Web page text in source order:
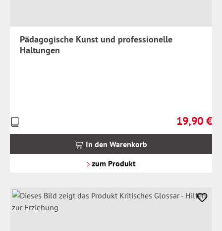
Pädagogische Kunst und professionelle
Haltungen
Regulärer
19,90 €
Preise
inkl.
In den Warenkorb
zum Produkt